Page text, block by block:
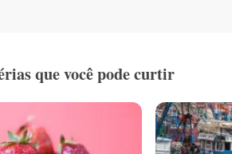
que você pode curtir